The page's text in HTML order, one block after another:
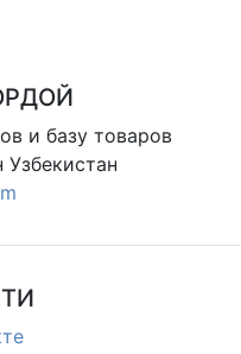
и базу товаров
Узбекистан